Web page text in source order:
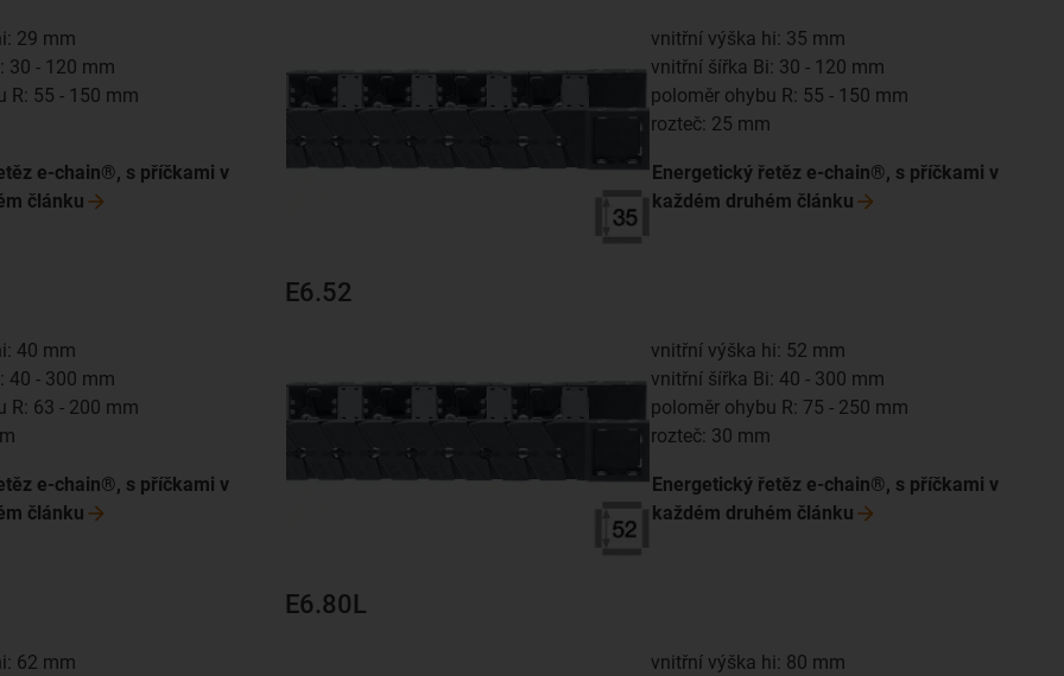
29 mm
30 - 120 mm
R: 55 - 150 mm
e-chain®, s příčkami v
článku
vnitřní výška hi: 35 mm
vnitřní šířka Bi: 30 - 120 mm
poloměr ohybu R: 55 - 150 mm
rozteč: 25 mm
Energetický řetěz e-chain®, s příčkami v
každém druhém článku
40 mm
40 - 300 mm
R: 63 - 200 mm
e-chain®, s příčkami v
článku
E6.52
vnitřní výška hi: 52 mm
vnitřní šířka Bi: 40 - 300 mm
poloměr ohybu R: 75 - 250 mm
rozteč: 30 mm
Energetický řetěz e-chain®, s příčkami v
každém druhém článku
62 mm
E6.80L
vnitřní výška hi: 80 mm